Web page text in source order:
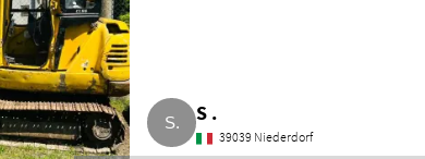
S .
39039 Niederdorf